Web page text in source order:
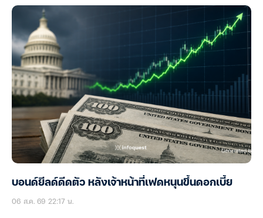
บอนด์ยีลด์ดีดตัว หลังเจ้าหน้าที่เฟดหนุนขึ้นดอกเบี้ย
06 ส.ค. 69 22:17 น.